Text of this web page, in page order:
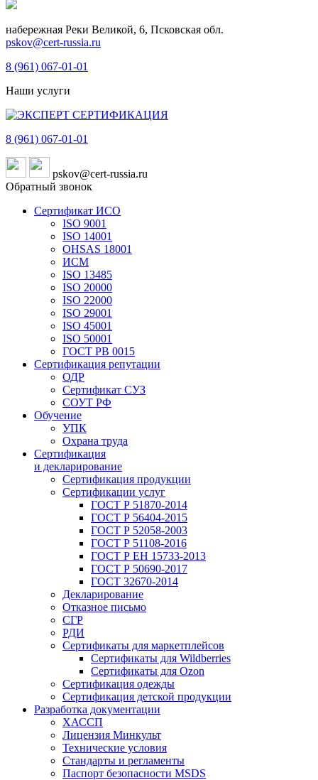
набережная Реки Великой, 6, Псковская обл.
pskov@cert-russia.ru
8 (961) 067-01-01
Наши услуги
8 (961) 067-01-01
pskov@cert-russia.ru
Обратный звонок
Сертификат ИСО
ISO 9001
ISO 14001
OHSAS 18001
ИСМ
ISO 13485
ISO 20000
ISO 22000
ISO 29001
ISO 45001
ISO 50001
ГОСТ РВ 0015
Сертификация репутации
ОДР
Сертификат СУЗ
СОУТ РФ
Обучение
УПК
Охрана труда
Сертификация
и декларирование
Сертификация продукции
Сертификации услуг
ГОСТ Р 51870-2014
ГОСТ Р 56404-2015
ГОСТ Р 52058-2003
ГОСТ Р 51108-2016
ГОСТ Р ЕН 15733-2013
ГОСТ Р 50690-2017
ГОСТ 32670-2014
Декларирование
Отказное письмо
СГР
РДИ
Сертификаты для маркетплейсов
Сертификаты для Wildberries
Сертификаты для Ozon
Сертификация одежды
Сертификация детской продукции
Разработка документации
ХАССП
Лицензия Минкульт
Технические условия
Стандарты и регламенты
Паспорт безопасности MSDS